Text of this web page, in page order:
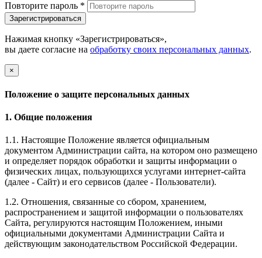
Повторите пароль *
Зарегистрироваться
Нажимая кнопку «Зарегистрироваться»,
вы даете согласие на обработку своих персональных данных.
×
Положение о защите персональных данных
1. Общие положения
1.1. Настоящие Положение является официальным
документом Администрации сайта, на котором оно размещено
и определяет порядок обработки и защиты информации о
физических лицах, пользующихся услугами интернет-сайта
(далее - Сайт) и его сервисов (далее - Пользователи).
1.2. Отношения, связанные со сбором, хранением,
распространением и защитой информации о пользователях
Сайта, регулируются настоящим Положением, иными
официальными документами Администрации Сайта и
действующим законодательством Российской Федерации.